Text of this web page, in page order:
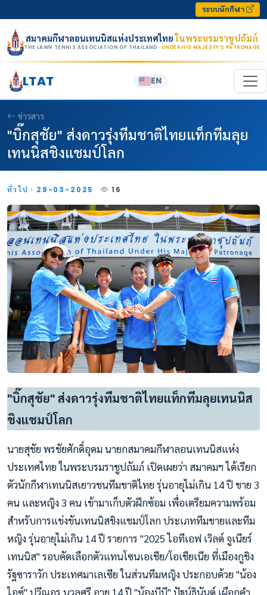
ระบบนักกีฬา
สมาคมกีฬาลอนเทนนิสแห่งประเทศไทยในพระบรมราชูปถัมภ์
THE LAWN TENNIS ASSOCIATION OF THAILAND · UNDER HIS MAJESTY’S PATRONAGE
LTAT EN
ข่าวสาร
"บิ๊กสุชัย" ส่งดาวรุ่งทีมชาติไทยแท็กทีมลุย
เทนนิสชิงแชมป์โลก
ทั่วไป · 29-03-2025 16
"บิ๊กสุชัย" ส่งดาวรุ่งทีมชาติไทยแท็กทีมลุยเทนนิส
ชิงแชมป์โลก
นายสุชัย พรชัยศักดิ์อุดม นายกสมาคมกีฬาลอนเทนนิสแห่ง
ประเทศไทย ในพระบรมราชูปถัมภ์ เปิดเผยว่า สมาคมฯ ได้เรียก
ตัวนักกีฬาเทนนิสเยาวชนทีมชาติไทย รุ่นอายุไม่เกิน 14 ปี ชาย 3
คน และหญิง 3 คน เข้ามาเก็บตัวฝึกซ้อม เพื่อเตรียมความพร้อม
สำหรับการแข่งขันเทนนิสชิงแชมป์โลก ประเภททีมชายและทีม
หญิง รุ่นอายุไม่เกิน 14 ปี รายการ "2025 ไอทีเอฟ เวิลด์ จูเนียร์
เทนนิส" รอบคัดเลือกตัวแทนโซนเอเชีย/โอเชียเนีย ที่เมืองกูชิง
รัฐซาราวัก ประเทศมาเลเซีย ในส่วนทีมหญิง ประกอบด้วย "น้อง
ไอซ์" ปวีณอร นวลศรี อายุ 14 ปี "น้องบีบี" ปัฐน์ธินันต์ เผือกคำ